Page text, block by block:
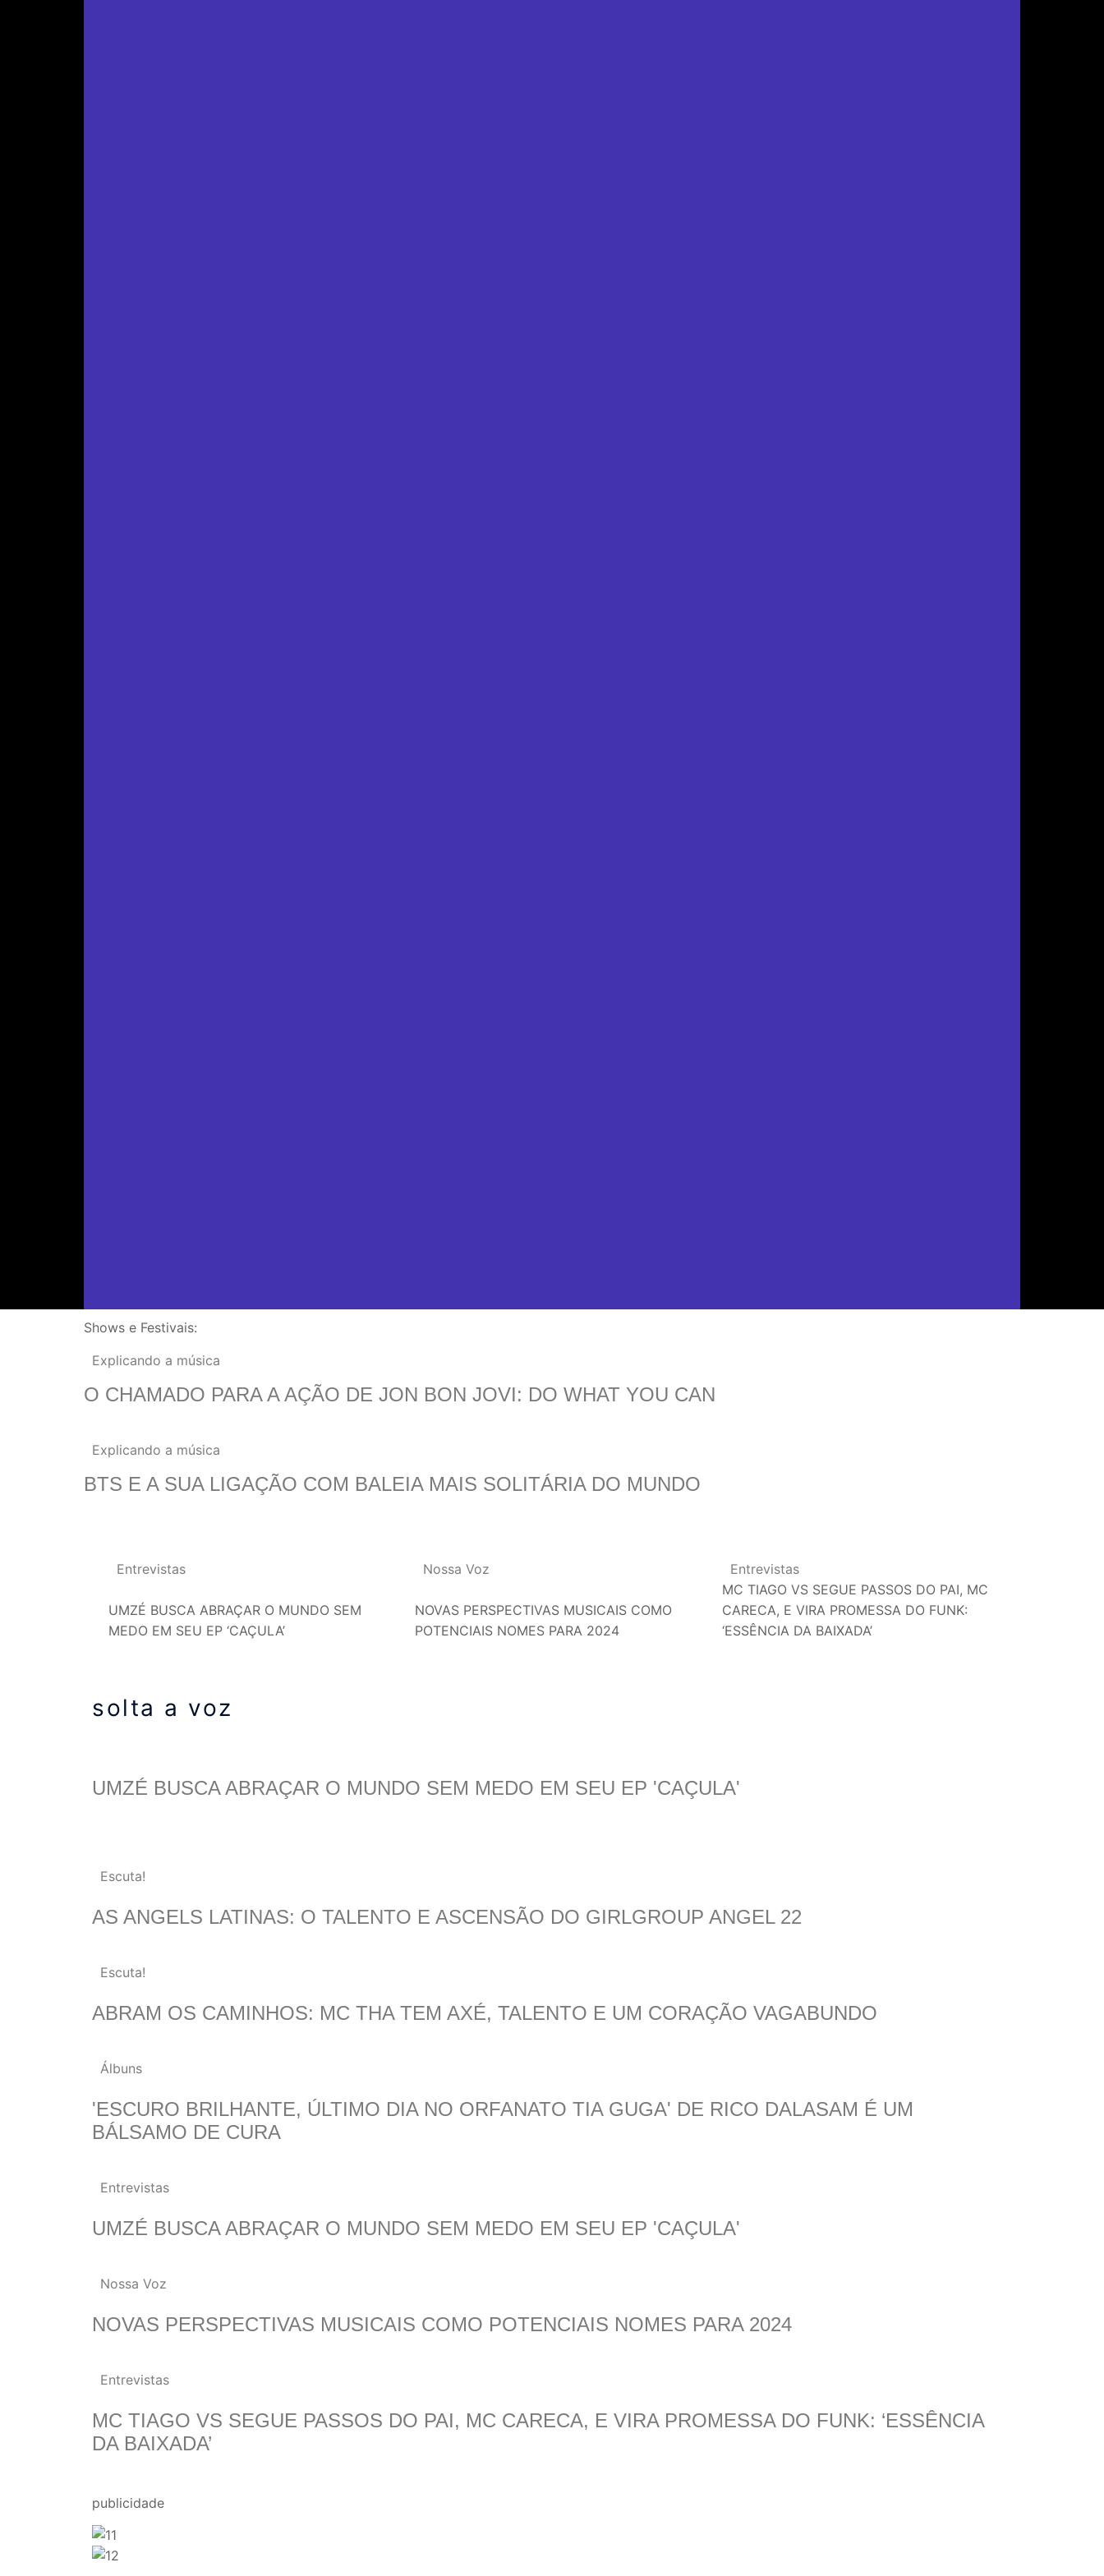
Shows e Festivais:
Explicando a música
O CHAMADO PARA A AÇÃO DE JON BON JOVI: DO WHAT YOU CAN
Explicando a música
BTS E A SUA LIGAÇÃO COM BALEIA MAIS SOLITÁRIA DO MUNDO
Entrevistas
UMZÉ BUSCA ABRAÇAR O MUNDO SEM
MEDO EM SEU EP ‘CAÇULA’
Nossa Voz
NOVAS PERSPECTIVAS MUSICAIS COMO
POTENCIAIS NOMES PARA 2024
Entrevistas
MC TIAGO VS SEGUE PASSOS DO PAI, MC
CARECA, E VIRA PROMESSA DO FUNK:
‘ESSÊNCIA DA BAIXADA’
solta a voz
UMZÉ BUSCA ABRAÇAR O MUNDO SEM MEDO EM SEU EP 'CAÇULA'
Escuta!
AS ANGELS LATINAS: O TALENTO E ASCENSÃO DO GIRLGROUP ANGEL 22
Escuta!
ABRAM OS CAMINHOS: MC THA TEM AXÉ, TALENTO E UM CORAÇÃO VAGABUNDO
Álbuns
'ESCURO BRILHANTE, ÚLTIMO DIA NO ORFANATO TIA GUGA' DE RICO DALASAM É UM
BÁLSAMO DE CURA
Entrevistas
UMZÉ BUSCA ABRAÇAR O MUNDO SEM MEDO EM SEU EP 'CAÇULA'
Nossa Voz
NOVAS PERSPECTIVAS MUSICAIS COMO POTENCIAIS NOMES PARA 2024
Entrevistas
MC TIAGO VS SEGUE PASSOS DO PAI, MC CARECA, E VIRA PROMESSA DO FUNK: ‘ESSÊNCIA
DA BAIXADA’
publicidade